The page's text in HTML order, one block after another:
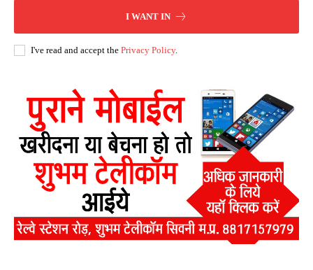
I WANT IN
I've read and accept the Privacy Policy.